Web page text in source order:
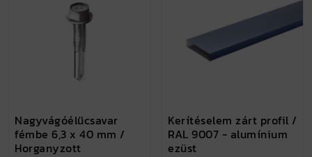
Nagyvágóélűcsavar
fémbe 6,3 x 40 mm /
Horganyzott
Kerítéselem zárt profil /
RAL 9007 - alumínium
ezüst